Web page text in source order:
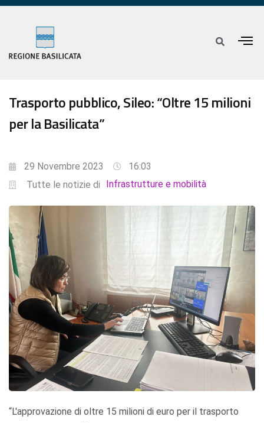
Trasporto pubblico, Sileo: “Oltre 15 milioni
per la Basilicata”
29 Novembre 2023
16:03
Tutte le notizie di
Infrastrutture e mobilità
“L'approvazione di oltre 15 milioni di euro per il trasporto